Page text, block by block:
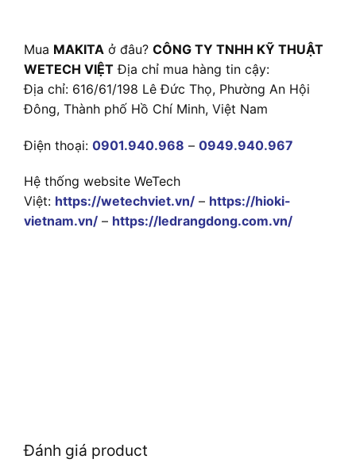
Mua MAKITA ở đâu? CÔNG TY TNHH KỸ THUẬT
WETECH VIỆT Địa chỉ mua hàng tin cậy:
Địa chỉ: 616/61/198 Lê Đức Thọ, Phường An Hội
Đông, Thành phố Hồ Chí Minh, Việt Nam
Điện thoại: 0901.940.968 – 0949.940.967
Hệ thống website WeTech
Việt: https://wetechviet.vn/ – https://hioki-
vietnam.vn/ – https://ledrangdong.com.vn/
Đánh giá product